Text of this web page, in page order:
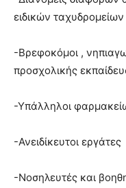
ειδικών ταχυδρομείων
-Βρεφοκόμοι ,
προσχολικής
-Yπάλληλοι
-Ανειδίκευτοι εργάτες
-Νοσηλευτές και